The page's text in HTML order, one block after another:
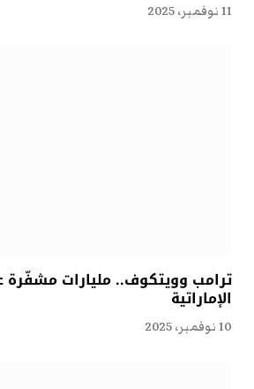
11 نوفمبر، 2025
ترامب وويتكوف.. مليارات مشفّرة
الإماراتية
10 نوفمبر، 2025